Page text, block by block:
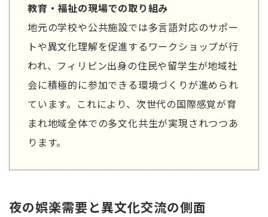
教育・福祉の現場での取り組み
地元の学校や公共施設では多言語対応のサポー
トや異文化理解を促進するワークショップが行
われ、フィリピン出身の住民や留学生が地域社
会に積極的に参加できる環境づくりが進められ
ています。これにより、次世代の国際感覚が育
まれ地域全体での多文化共生が実現されつつあ
ります。
夜の娯楽需要と異文化交流の側面